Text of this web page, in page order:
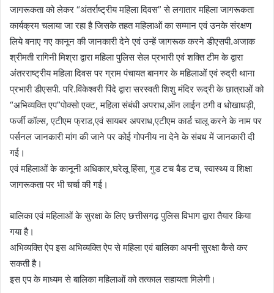
जागरूकता को लेकर “अंतर्राष्ट्रीय महिला दिवस” से लगातार महिला जागरूकता
कार्यक्रम चलाया जा रहा है जिसके तहत महिलाओं का सम्मान एवं उनके संरक्षण
लिये बनाए गए कानून की जानकारी देने एवं उन्हें जागरूक करने डीएसपी.अजाक
श्रीमती रागिनी मिश्रा द्वारा महिला पुलिस सेल प्रभारी एवं शक्ति टीम के द्वारा
अंतरराष्ट्रीय महिला दिवस पर ग्राम पंचायत बानगर के महिलाओं एवं रुद्री थाना
प्रभारी डीएसपी. परि.विंकेश्वरी पिंदे द्वारा सरस्वती शिशु मंदिर रूद्री के छात्राओं को
“अभिव्यक्ति एप”पोक्सो एक्ट, महिला संबंधी अपराध,ऑन लाईन ठगी व धोखाधड़ी,
फर्जी कॉल्स, एटीएम फ्राड,एवं सायबर अपराध,एटीएम कार्ड चालू करने के नाम पर
पर्सनल जानकारी मांग की जाने पर कोई गोपनीय ना देने के संबध में जानकारी दी
गई।
एवं महिलाओं के कानूनी अधिकार,घरेलू हिंसा, गुड टच बैड टच, स्वास्थ्य व शिक्षा
जागरूकता पर भी चर्चा की गई।
बालिका एवं महिलाओं के सुरक्षा के लिए छत्तीसगढ़ पुलिस विभाग द्वारा तैयार किया
गया है।
अभिव्यक्ति ऐप इस अभिव्यक्ति ऐप से महिला एवं बालिका अपनी सुरक्षा कैसे कर
सकती है।
इस एप के माध्यम से बालिका महिलाओं को तत्काल सहायता मिलेगी।